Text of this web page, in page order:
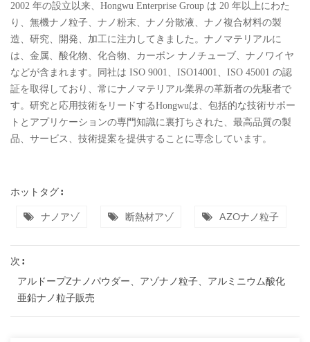
2002 年の設立以来、Hongwu Enterprise Group は 20 年以上にわた
り、無機ナノ粒子、ナノ粉末、ナノ分散液、ナノ複合材料の製
造、研究、開発、加工に注力してきました。ナノマテリアルに
は、金属、酸化物、化合物、カーボン ナノチューブ、ナノワイヤ
などが含まれます。同社は ISO 9001、ISO14001、ISO 45001 の認
証を取得しており、常にナノマテリアル業界の革新者の先駆者で
す。研究と応用技術をリードするHongwuは、包括的な技術サポー
トとアプリケーションの専門知識に裏打ちされた、最高品質の製
品、サービス、技術提案を提供することに専念しています。
ホットタグ :
ナノアゾ 断熱材アゾ AZOナノ粒子
次 :
アルドープzナノパウダー、アゾナノ粒子、アルミニウム酸化
亜鉛ナノ粒子販売